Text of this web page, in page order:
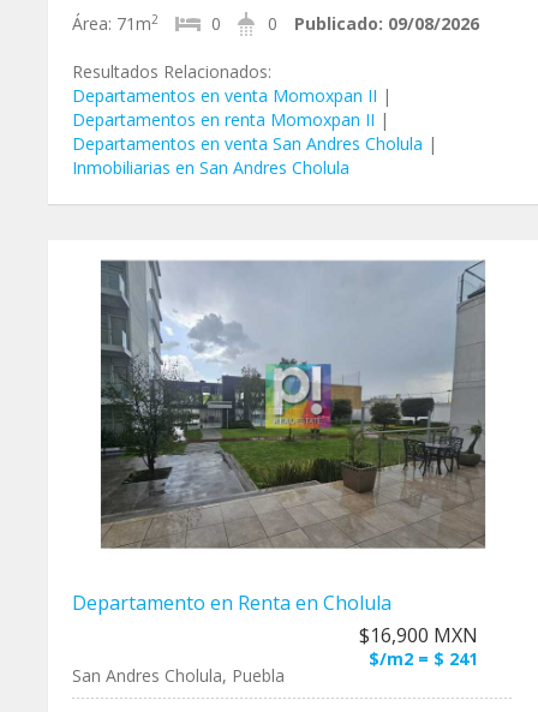
Área: 71m2 0 0 Publicado: 09/08/2026
Resultados Relacionados:
Departamentos en venta Momoxpan II |
Departamentos en renta Momoxpan II |
Departamentos en venta San Andres Cholula |
Inmobiliarias en San Andres Cholula
Departamento en Renta en Cholula
$16,900 MXN
$/m2 = $ 241
San Andres Cholula, Puebla